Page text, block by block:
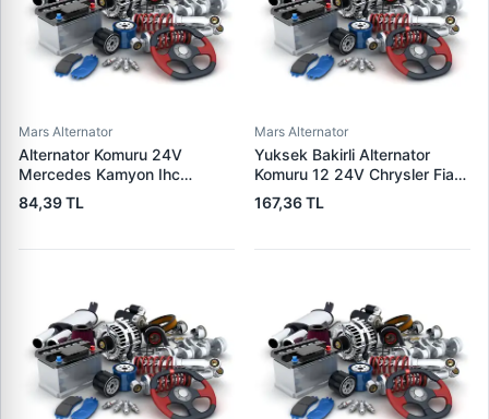
Mars Alternator
Alternator Komuru 24V
Mercedes Kamyon Ihc
Magirus MAN Saab Scania
Iveco | MEGA BX 202 | OEM
84,39 TL
Mars Alternator
Yuksek Bakirli Alternator
Komuru 12 24V Chrysler Fiat
Ford Otoyol Iveco | MEGA JX
30-31SCU | OEM 749 904 31
167,36 TL